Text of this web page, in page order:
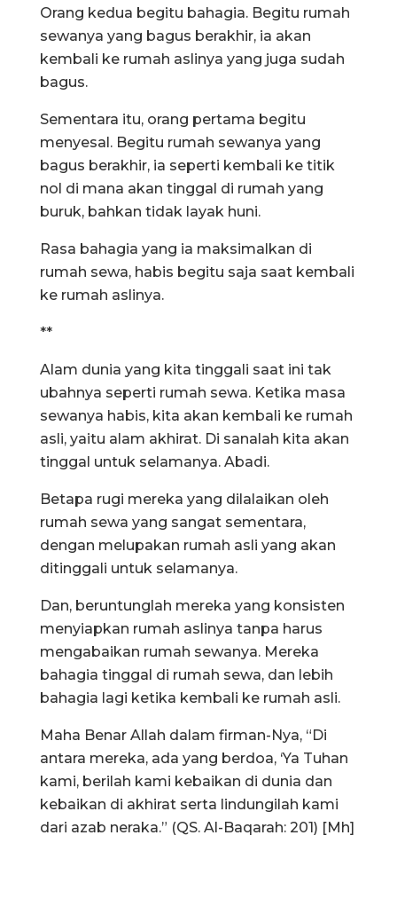
Orang kedua begitu bahagia. Begitu rumah
sewanya yang bagus berakhir, ia akan
kembali ke rumah aslinya yang juga sudah
bagus.
Sementara itu, orang pertama begitu
menyesal. Begitu rumah sewanya yang
bagus berakhir, ia seperti kembali ke titik
nol di mana akan tinggal di rumah yang
buruk, bahkan tidak layak huni.
Rasa bahagia yang ia maksimalkan di
rumah sewa, habis begitu saja saat kembali
ke rumah aslinya.
**
Alam dunia yang kita tinggali saat ini tak
ubahnya seperti rumah sewa. Ketika masa
sewanya habis, kita akan kembali ke rumah
asli, yaitu alam akhirat. Di sanalah kita akan
tinggal untuk selamanya. Abadi.
Betapa rugi mereka yang dilalaikan oleh
rumah sewa yang sangat sementara,
dengan melupakan rumah asli yang akan
ditinggali untuk selamanya.
Dan, beruntunglah mereka yang konsisten
menyiapkan rumah aslinya tanpa harus
mengabaikan rumah sewanya. Mereka
bahagia tinggal di rumah sewa, dan lebih
bahagia lagi ketika kembali ke rumah asli.
Maha Benar Allah dalam firman-Nya, “Di
antara mereka, ada yang berdoa, ‘Ya Tuhan
kami, berilah kami kebaikan di dunia dan
kebaikan di akhirat serta lindungilah kami
dari azab neraka.” (QS. Al-Baqarah: 201) [Mh]